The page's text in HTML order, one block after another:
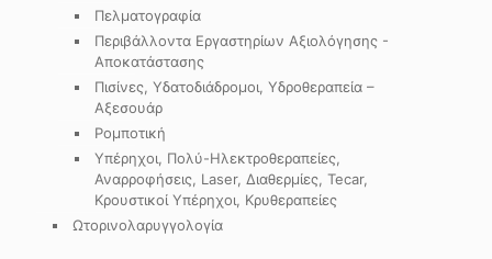
Πελματογραφία
Περιβάλλοντα Εργαστηρίων Αξιολόγησης -
Αποκατάστασης
Πισίνες, Υδατοδιάδρομοι, Υδροθεραπεία –
Αξεσουάρ
Ρομποτική
Υπέρηχοι, Πολύ-Ηλεκτροθεραπείες,
Αναρροφήσεις, Laser, Διαθερμίες, Tecar,
Κρουστικοί Υπέρηχοι, Κρυθεραπείες
Ωτορινολαρυγγολογία